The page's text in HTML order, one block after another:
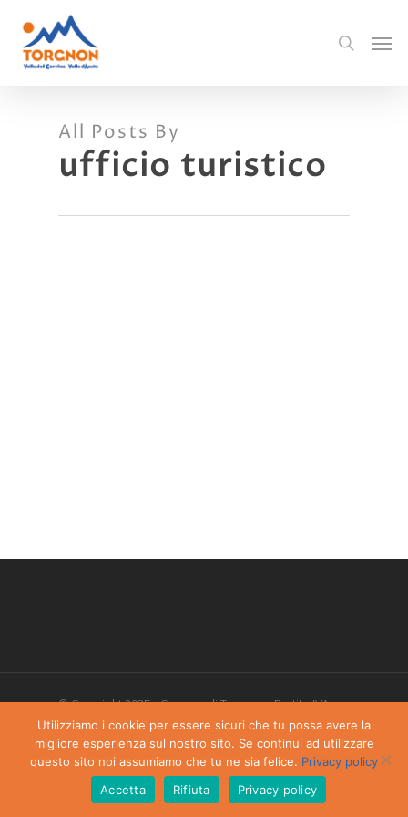
All Posts By
ufficio turistico
© Copyright 2025 - Comune di Torgnon - Partita IVA:
00405970070
Privacy Policy-Dichiarazione di accessibilità
Utilizziamo i cookie per essere sicuri che tu possa avere la
migliore esperienza sul nostro sito. Se continui ad utilizzare
questo sito noi assumiamo che tu ne sia felice. Privacy policy
Accetta
Rifiuta Privacy policy